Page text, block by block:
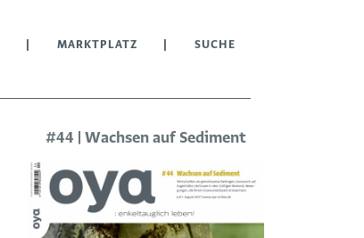
MARKTPLATZ SUCHE
#44 | Wachsen auf Sediment